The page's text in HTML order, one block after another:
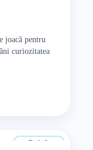
joacă pentru
curiozitatea
De la 0 ani